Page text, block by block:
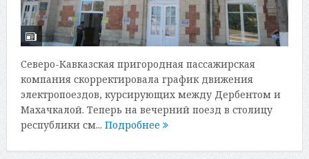
Северо-Кавказская пригородная пассажирская
компания скорректировала график движения
электропоездов, курсирующих между Дербентом и
Махачкалой. Теперь на вечерний поезд в столицу
республики см... Подробнее